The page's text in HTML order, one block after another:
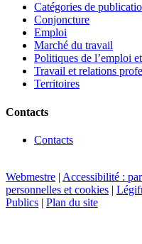
Catégories de
Conjoncture
Emploi
Marché du travail
Politiques de l’emploi
Travail et relations
Territoires
Contacts
Contacts
Webmestre | Accessibilité :
personnelles et cookies |
Publics | Plan du site